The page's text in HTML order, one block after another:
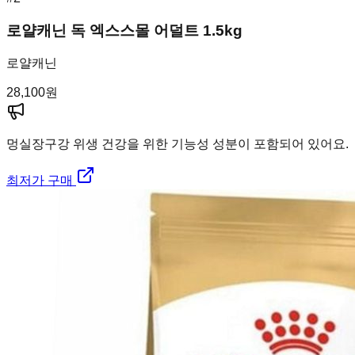
로얄캐닌 독 엑스스몰 어덜트 1.5kg
로얄캐닌
28,100원
멍실장구강 위생 건강을 위한 기능성 성분이 포함되어 있어요.
최저가 구매